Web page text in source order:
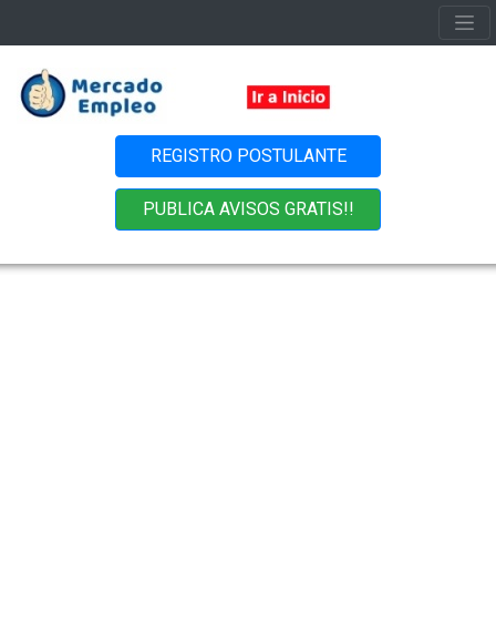
REGISTRO POSTULANTE
PUBLICA AVISOS GRATIS!!